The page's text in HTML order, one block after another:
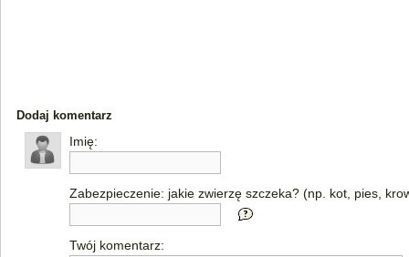
Dodaj komentarz
Imię:
Zabezpieczenie: jakie zwierzę szczeka? (np. kot, pies,
Twój komentarz: